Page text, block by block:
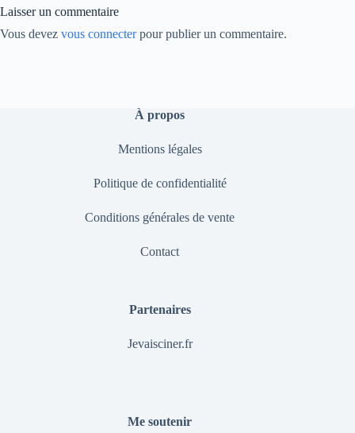
Laisser un commentaire
Vous devez vous connecterpour publier un commentaire.
À propos
Mentions légales
Politique de confidentialité
Conditions générales de vente
Contact
Partenaires
Jevaisciner.fr
Me soutenir